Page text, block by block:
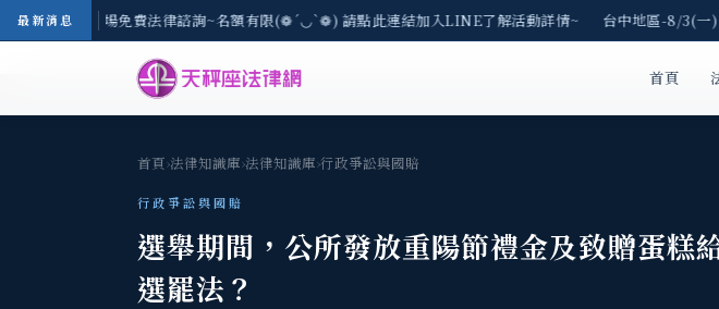
最新消息
-8/3(一) 現場免費法律諮詢~名額有限(❁´◡`❁) 請點此連結加入LINE了解活動詳情~ 台中地區-8/3(一)
首頁
首頁›法律知識庫›法律知識庫›行政爭訟與國賠
行政爭訟與國賠
選舉期間，公所發放重陽節禮金及致贈蛋糕
選罷法？